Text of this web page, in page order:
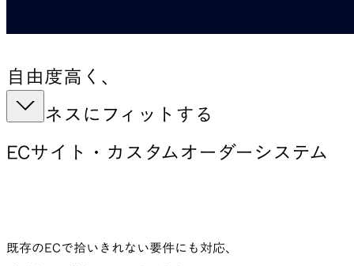
自由度高く、
ビジネスにフィットする
ECサイト・ カスタムオーダーシステム
既存のECで拾いきれない要件にも対応、